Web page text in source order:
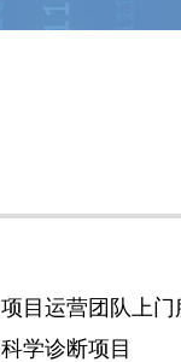
项目运营团队上门
科学诊断项目